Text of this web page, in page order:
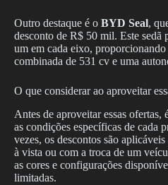
Outro destaque é o BYD Seal,
desconto de R$ 50 mil. Este sedã
um em cada eixo, proporcionando
combinada de 531 cv e uma
O que considerar ao aproveitar
Antes de aproveitar essas
as condições específicas de cada
vezes, os descontos são
à vista ou com a troca de um
as cores e configurações
limitadas.